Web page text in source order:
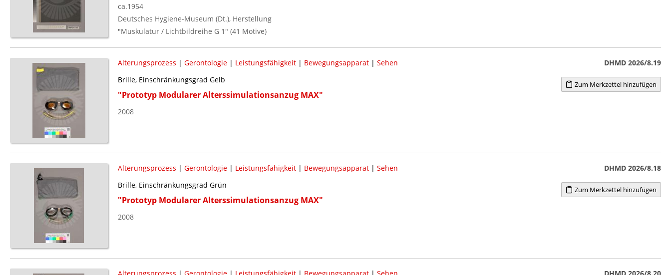
ca.1954
Deutsches Hygiene-Museum (Dt.), Herstellung
"Muskulatur / Lichtbildreihe G 1" (41 Motive)
Alterungsprozess | Gerontologie| Leistungsfähigkeit| Bewegungsapparat| Sehen
Brille, Einschränkungsgrad Gelb
"Prototyp Modularer Alterssimulationsanzug MAX"
2008
DHMD 2026/8.19
Zum Merkzettel hinzufügen
Alterungsprozess | Gerontologie| Leistungsfähigkeit| Bewegungsapparat| Sehen
Brille, Einschränkungsgrad Grün
"Prototyp Modularer Alterssimulationsanzug MAX"
2008
DHMD 2026/8.18
Zum Merkzettel hinzufügen
Alterungsprozess | Gerontologie| Leistungsfähigkeit| Bewegungsapparat| Sehen
DHMD 2026/8.20